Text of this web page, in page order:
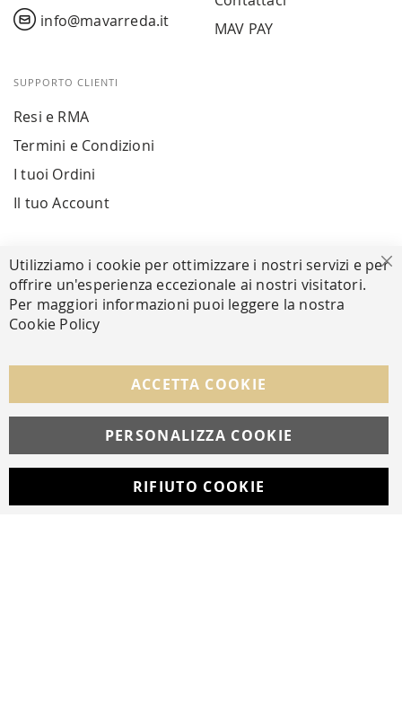
info@mavarreda.it
MAV PAY
SUPPORTO CLIENTI
Resi e RMA
Termini e Condizioni
I tuoi Ordini
Il tuo Account
Facebook Instagram Whatsapp
© Copyright MAV Arreda s.r.l. | P.IVA IT05919160969
Via Galileo Galilei, 14 | Milano
Utilizziamo i cookie per ottimizzare i nostri servizi e per
offrire un'esperienza eccezionale ai nostri visitatori.
Per maggiori informazioni puoi leggere la nostra
Cookie Policy
ACCETTA COOKIE
PERSONALIZZA COOKIE
RIFIUTO COOKIE